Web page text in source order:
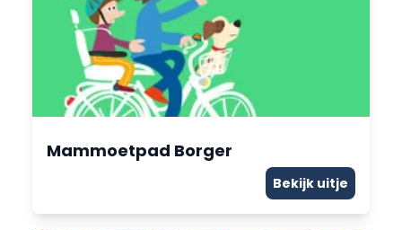
Mammoetpad Borger
Bekijk uitje